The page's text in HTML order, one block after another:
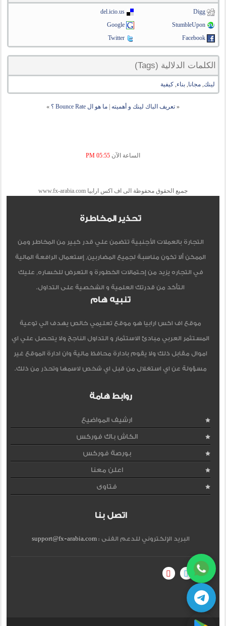
Digg
del.icio.us
StumbleUpon
Google
Facebook
Twitter
الكلمات الدلالية (Tags)
لينك,مجانا,بناء,كيفية
« تعريف الباك لينك و أهميته ما هو ال Bounce Rate ؟ »
الساعة الآن 05:55 PM
جميع الحقوق محفوظة الى اف اكس ارابيا www.fx-arabia.com
تحذير المخاطرة
التجارة بالعملات الأجنبية تتضمن علي قدر كبير من المخاطر ومن
الممكن ألا تكون مناسبة لجميع المضاربين, إستعمال الرافعة المالية
في التجاره يزيد من إحتمالات الخطورة و التعرض للخساره, عليك
التأكد من قدرتك العلمية و الشخصية على التداول.
تنبيه هام
موقع اف اكس ارابيا هو موقع تعليمي خالص يهدف الي توعية
المستثمر العربي مبادئ الاستثمار و التداول الناجح ولا يتحصل علي اي
اموال مقابل ذلك ولا يقوم بادارة محافظ مالية وان ادارة الموقع غير
مسؤولة عن اي استغلال من قبل اي شخص لاسمها وتحذر من ذلك.
روابط هامة
ارشيف المواضيع
الكاش باك فوركس
بورصة فوركس
اعلن معنا
فتاوى
اتصل بنا
البريد الإلكتروني للدعم الفنى :support@fx-arabia.com